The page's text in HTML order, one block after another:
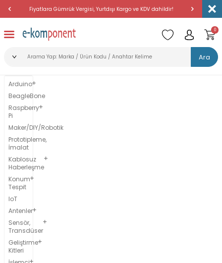
Fiyatlara Gümrük Vergisi, Yurtdışı Kargo ve KDV dahildir!
Ara
0
Arduino
BeagleBone
Raspberry
Pi
Maker/DIY/Robotik
Prototipleme,
İmalat
Kablosuz
Haberleşme
Konum
Tespit
IoT
Antenler
Sensör,
Transdüser
Geliştirme
Kitleri